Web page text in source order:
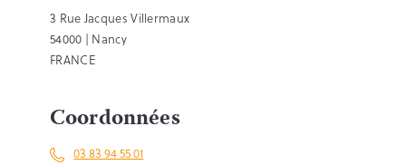
3 Rue Jacques Villermaux
54000 | Nancy
FRANCE
Coordonnées
03 83 94 55 01